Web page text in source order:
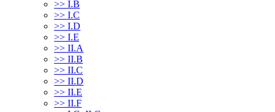
>> I.B
>> I.C
>> I.D
>> I.E
>> II.A
>> II.B
>> II.C
>> II.D
>> II.E
>> II.F